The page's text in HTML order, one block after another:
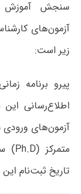
سنجش آموزش
زیر است:
اطلاع‌رسانی
آزمون‌های ورودی
تاریخ ثبت‌نام